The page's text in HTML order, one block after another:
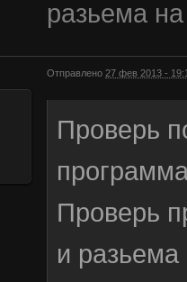
разьема
Отправлено 27 фев 2013 -
Проверь
Проверь
и